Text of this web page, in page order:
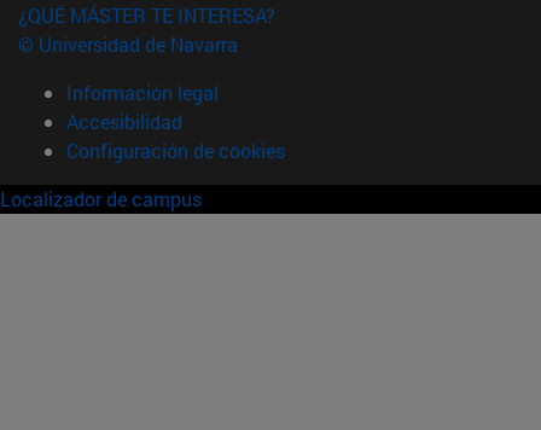
¿QUÉ MÁSTER TE INTERESA?
© Universidad de Navarra
Información legal
Accesibilidad
Configuración de cookies
Localizador de campus